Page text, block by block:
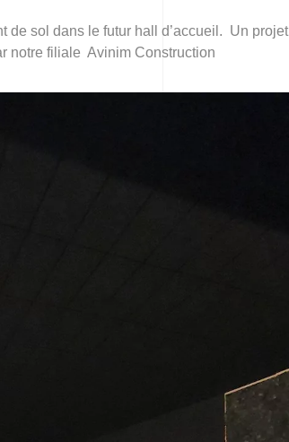
de sol dans le futur hall d’accueil. Un projet
notre filiale Avinim Construction